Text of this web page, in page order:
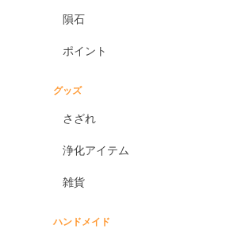
隕石
ポイント
グッズ
さざれ
浄化アイテム
雑貨
ハンドメイド